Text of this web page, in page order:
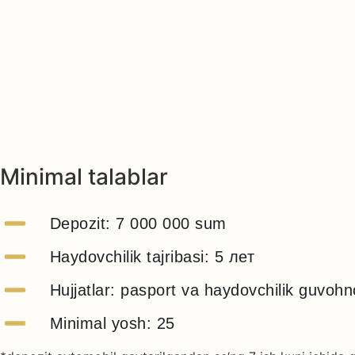
Minimal talablar
Depozit: 7 000 000 sum
Haydovchilik tajribasi: 5 лет
Hujjatlar: pasport va haydovchilik
Minimal yosh: 25